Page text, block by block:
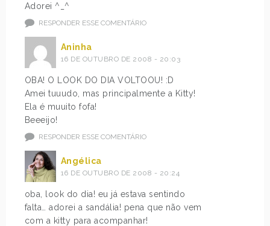
Adorei ^_^
RESPONDER ESSE COMENTÁRIO
Aninha
16 DE OUTUBRO DE 2008 - 20:03
OBA! O LOOK DO DIA VOLTOOU! :D
Amei tuuudo, mas principalmente a Kitty!
Ela é muuito fofa!
Beeeijo!
RESPONDER ESSE COMENTÁRIO
Angélica
16 DE OUTUBRO DE 2008 - 20:24
oba, look do dia! eu já estava sentindo
falta… adorei a sandália! pena que não vem
com a kitty para acompanhar!